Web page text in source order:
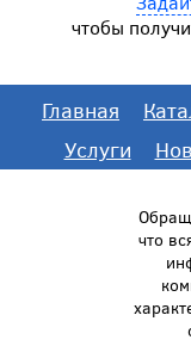
чтобы
Главная
Услуги
что